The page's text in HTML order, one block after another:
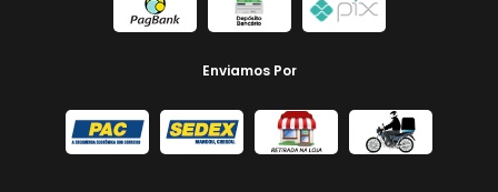
Enviamos Por